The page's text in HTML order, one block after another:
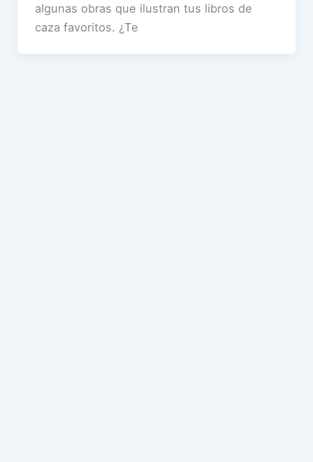
algunas obras que ilustran tus libros de
caza favoritos. ¿Te